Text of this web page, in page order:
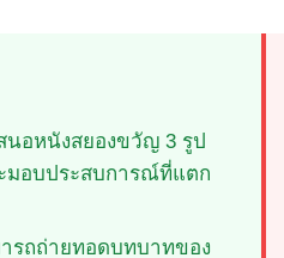
นอหนังสยองขวัญ 3 รูป
มอบประสบการณ์ที่แตก
รถถ่ายทอดบทบาทของ